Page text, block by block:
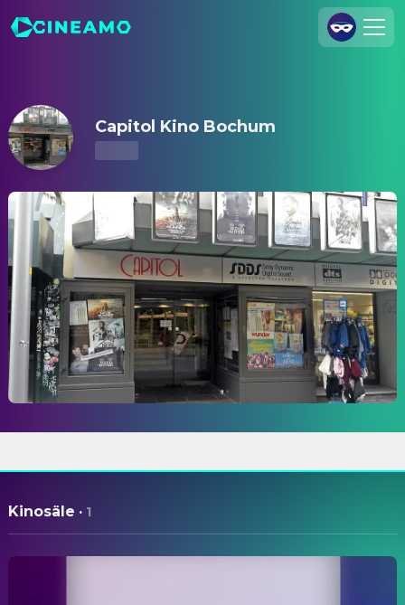
Impressum
Datenschutzerklärung
Datenschutzeinstellungen
Capitol Kino Bochum
Kinosäle · 1